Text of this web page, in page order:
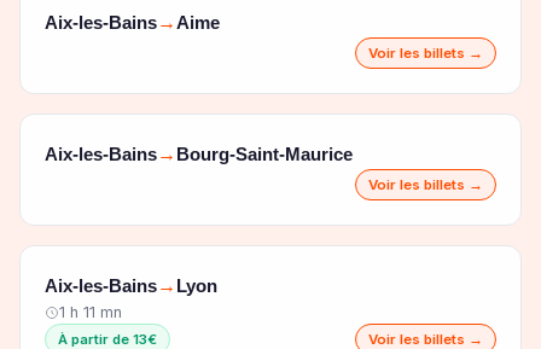
Aix-les-Bains→Aime
Voir les billets →
Aix-les-Bains→ Bourg-Saint-Maurice
Voir les billets →
Aix-les-Bains→ Lyon
1 h 11 mn
À partir de 13€ Voir les billets →